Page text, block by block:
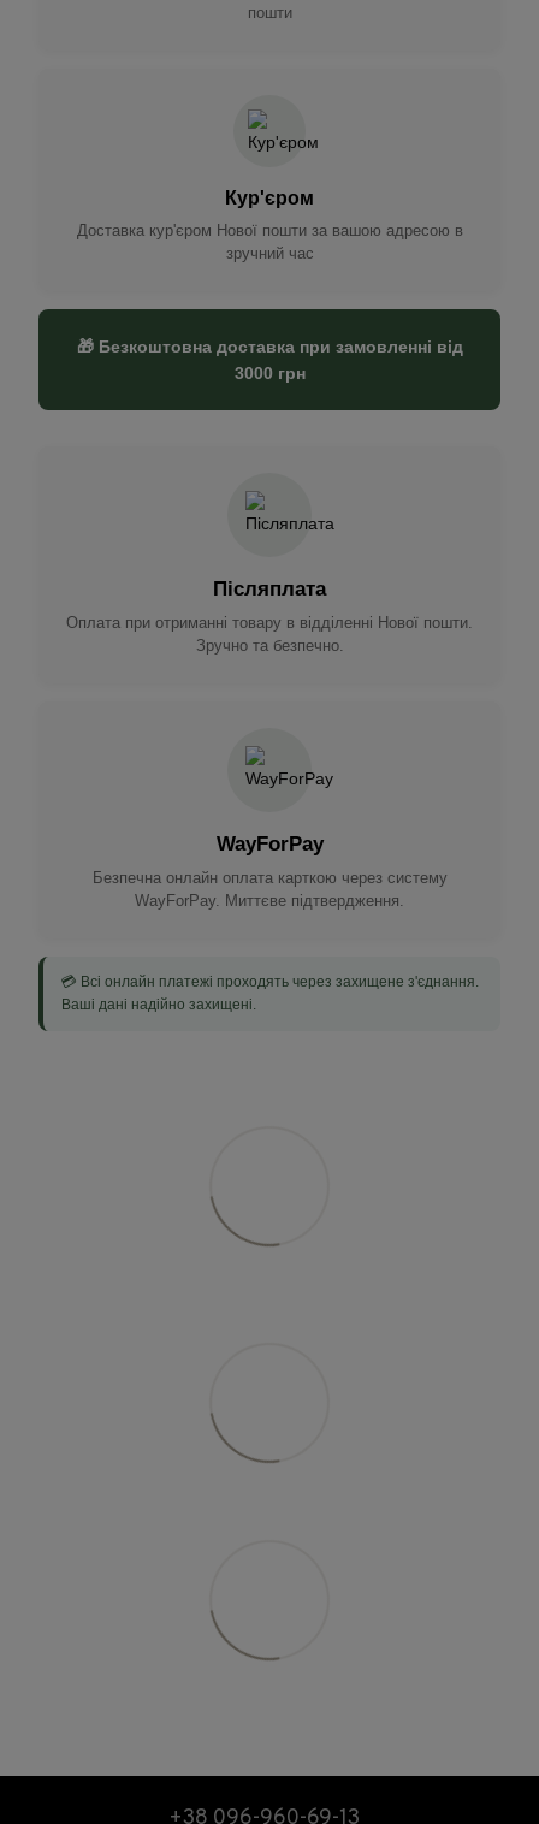
пошти
Кур'єром
Доставка кур'єром Нової пошти за вашою адресою в
зручний час
🎁 Безкоштовна доставка при замовленні від
3000 грн
Післяплата
Оплата при отриманні товару в відділенні Нової пошти.
Зручно та безпечно.
WayForPay
Безпечна онлайн оплата карткою через систему
WayForPay. Миттєве підтвердження.
💳 Всі онлайн платежі проходять через захищене з'єднання.
Ваші дані надійно захищені.